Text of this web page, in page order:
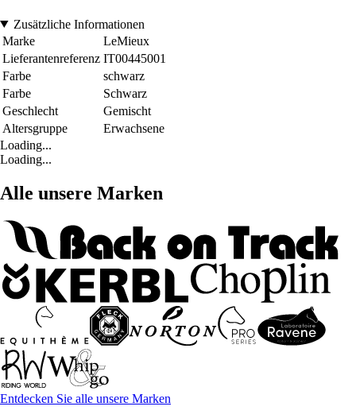
Zusätzliche Informationen
Marke
LeMieux
Lieferantenreferenz IT00445001
Farbe
schwarz
Farbe
Schwarz
Geschlecht
Gemischt
Altersgruppe
Erwachsene
Loading...
Loading...
Alle unsere Marken
Entdecken Sie alle unsere Marken